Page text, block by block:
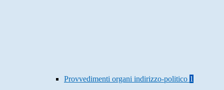
Provvedimenti organi indirizzo-politico 1